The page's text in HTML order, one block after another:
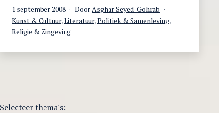
vagebonden
in
de
Gepubliceerd
op
1 september 2008 DoorAsghar Seyed-Gohrab
Gecategoriseerd
als
Kunst & Cultuur,Literatuur,Politiek & Samenleving,
Religie & Zingeving
Selecteer thema's: